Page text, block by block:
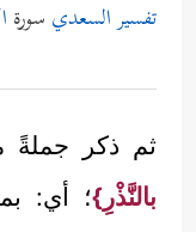
تفسير السعدي سورة
ثم ذكر جملةً
بالنَّذْرِ}؛ أي: